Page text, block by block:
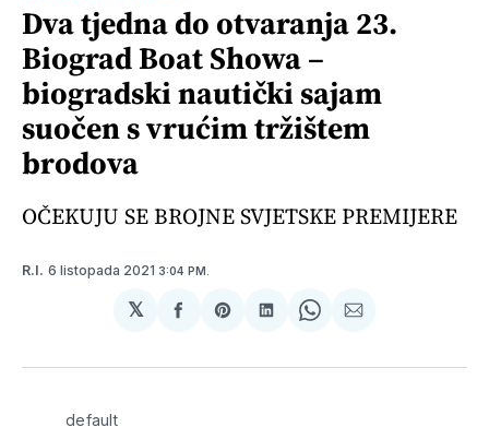
Dva tjedna do otvaranja 23.
Biograd Boat Showa –
biogradski nautički sajam
suočen s vrućim tržištem
brodova
OČEKUJU SE BROJNE SVJETSKE PREMIJERE
R.I. 6 listopada 2021 3:04 PM.
𝕏
podijeliSharepodijeliSharepodijeli
default